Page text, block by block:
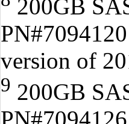
200GB
version of
9 200GB